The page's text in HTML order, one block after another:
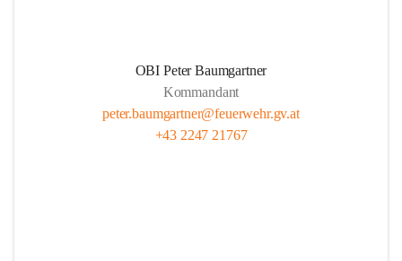
OBI Peter Baumgartner
Kommandant
peter.baumgartner@feuerwehr.gv.at
+43 2247 21767